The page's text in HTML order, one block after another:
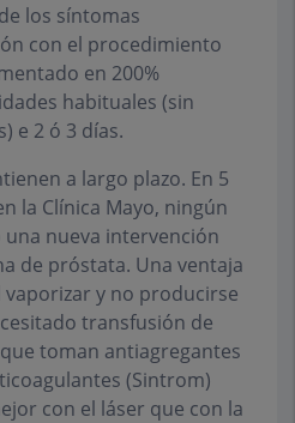
los síntomas
con el procedimiento
en 200%
habituales (sin
e 2 ó 3 días.
a largo plazo. En 5
la Clínica Mayo, ningún
nueva intervención
de próstata. Una ventaja
y no producirse
transfusión de
toman antiagregantes
(Sintrom)
con el láser que con la